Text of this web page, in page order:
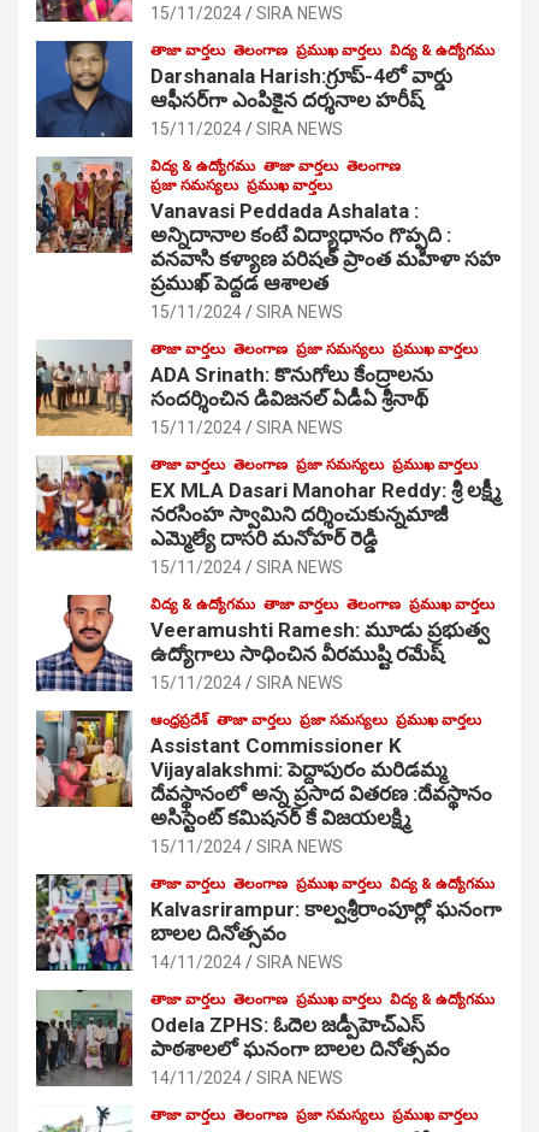
15/11/2024 SIRA NEWS
తాజా వార్తలు తెలంగాణ ప్రముఖ వార్తలు విద్య & ఉద్యోగము
Darshanala Harish:గ్రూప్-4లో వార్డు
ఆఫీసర్‌గా ఎంపికైన దర్శనాల హరీష్
15/11/2024 SIRA NEWS
విద్య & ఉద్యోగము తాజా వార్తలు తెలంగాణ
ప్రజా సమస్యలు ప్రముఖ వార్తలు
Vanavasi Peddada Ashalata :
అన్నిదానాల కంటే విద్యాధానం గొప్పది :
వనవాసి కళ్యాణ పరిషత్ ప్రాంత మహిళా సహ
ప్రముఖ్ పెద్దడ ఆశాలత
15/11/2024 SIRA NEWS
తాజా వార్తలు తెలంగాణ ప్రజా సమస్యలు ప్రముఖ వార్తలు
ADA Srinath: కొనుగోలు కేంద్రాల‌ను
సంద‌ర్శించిన డివిజనల్ ఏడీఏ శ్రీనాథ్
15/11/2024 SIRA NEWS
తాజా వార్తలు తెలంగాణ ప్రజా సమస్యలు ప్రముఖ వార్తలు
EX MLA Dasari Manohar Reddy: శ్రీ లక్ష్మీ
నరసింహ స్వామిని దర్శించుకున్నమాజీ
ఎమ్మెల్యే దాసరి మనోహర్ రెడ్డి
15/11/2024 SIRA NEWS
విద్య & ఉద్యోగము తాజా వార్తలు తెలంగాణ ప్రముఖ వార్తలు
Veeramushti Ramesh: మూడు ప్రభుత్వ
ఉద్యోగాలు సాధించిన వీరముష్టి రమేష్
15/11/2024 SIRA NEWS
ఆంధ్రప్రదేశ్ తాజా వార్తలు ప్రజా సమస్యలు ప్రముఖ వార్తలు
Assistant Commissioner K
Vijayalakshmi: పెద్దాపురం మరిడమ్మ
దేవస్థానంలో అన్న ప్రసాద వితరణ :దేవస్థానం
అసిస్టెంట్ కమిషనర్ కే విజయలక్ష్మి
15/11/2024 SIRA NEWS
తాజా వార్తలు తెలంగాణ ప్రముఖ వార్తలు విద్య & ఉద్యోగము
Kalvasrirampur: కాల్వశ్రీరాంపూర్లో ఘనంగా
బాలల దినోత్సవం
14/11/2024 SIRA NEWS
తాజా వార్తలు తెలంగాణ ప్రముఖ వార్తలు విద్య & ఉద్యోగము
Odela ZPHS: ఓదెల జ‌డ్పీహెచ్ఎస్
పాఠ‌శాల‌లో ఘనంగా బాలల దినోత్సవం
14/11/2024 SIRA NEWS
తాజా వార్తలు తెలంగాణ ప్రజా సమస్యలు ప్రముఖ వార్తలు